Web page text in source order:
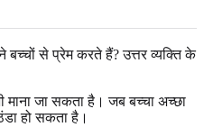
बच्चों से प्रेम करते हैं? उत्तर व्यक्ति के
माना जा सकता है। जब बच्चा अच्छा
हो सकता है।